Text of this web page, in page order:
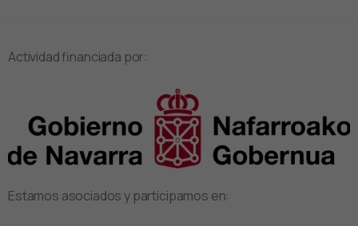
Actividad financiada por:
Estamos asociados y participamos en: